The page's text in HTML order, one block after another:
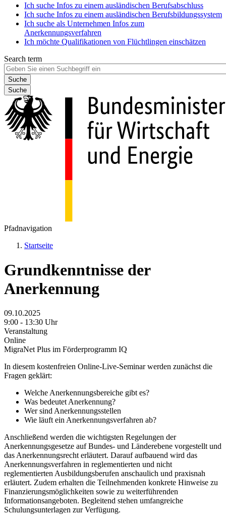
Ich suche Infos zu einem ausländischen Berufsabschluss
Ich suche Infos zu einem ausländischen Berufsbildungssystem
Ich suche als Unternehmen Infos zum
Anerkennungsverfahren
Ich möchte Qualifikationen von Flüchtlingen einschätzen
Search term
Suche
Pfadnavigation
Startseite
Grundkenntnisse der
Anerkennung
09.10.2025
9:00 - 13:30 Uhr
Veranstaltung
Online
MigraNet Plus im Förderprogramm IQ
In diesem kostenfreien Online-Live-Seminar werden zunächst die
Fragen geklärt:
Welche Anerkennungsbereiche gibt es?
Was bedeutet Anerkennung?
Wer sind Anerkennungsstellen
Wie läuft ein Anerkennungsverfahren ab?
Anschließend werden die wichtigsten Regelungen der
Anerkennungsgesetze auf Bundes- und Länderebene vorgestellt und
das Anerkennungsrecht erläutert. Darauf aufbauend wird das
Anerkennungsverfahren in reglementierten und nicht
reglementierten Ausbildungsberufen anschaulich und praxisnah
erläutert. Zudem erhalten die Teilnehmenden konkrete Hinweise zu
Finanzierungsmöglichkeiten sowie zu weiterführenden
Informationsangeboten. Begleitend stehen umfangreiche
Schulungsunterlagen zur Verfügung.